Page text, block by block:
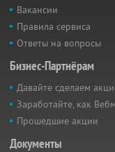
Вакансии
Правила сервиса
Ответы на вопросы
Бизнес-Партнёрам
Давайте сделаем
Заработайте, как
Прошедшие акции
Документы